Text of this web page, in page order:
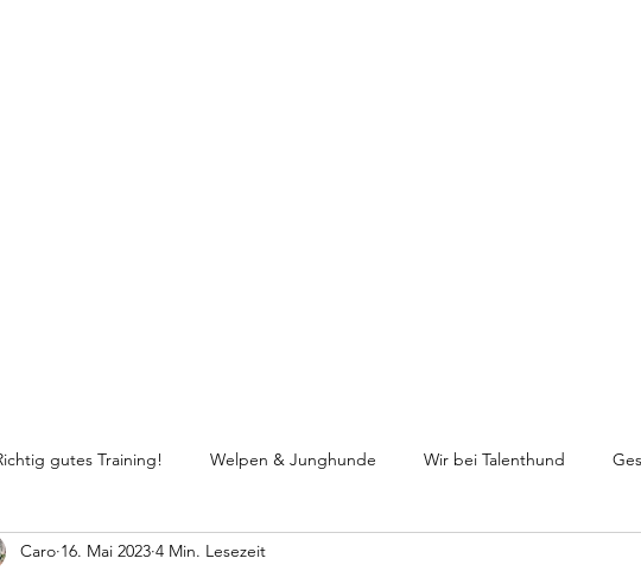
gutes Training! Welpen & Junghunde Wir bei Talenthund
Mantrailing nur via Link
Caro 16. Mai 2023 4 Min. Lesezeit